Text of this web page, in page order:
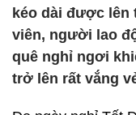
kéo dài được lên
viên, người lao
quê nghỉ ngơi
trở lên rất vắng